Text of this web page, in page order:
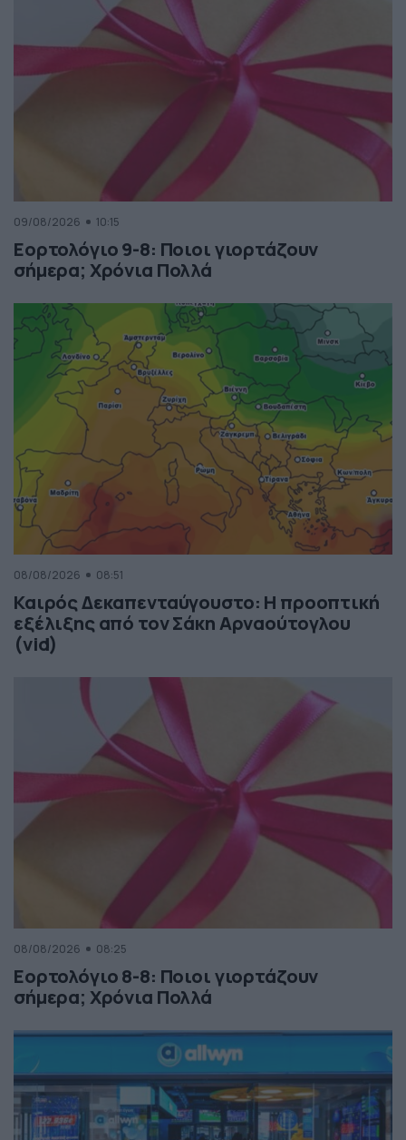
09/08/2026 10:15
Εορτολόγιο 9-8: Ποιοι γιορτάζουν
σήμερα; Χρόνια Πολλά
08/08/2026 08:51
Καιρός Δεκαπενταύγουστο: Η προοπτική
εξέλιξης από τον Σάκη Αρναούτογλου
(vid)
08/08/2026 08:25
Εορτολόγιο 8-8: Ποιοι γιορτάζουν
σήμερα; Χρόνια Πολλά